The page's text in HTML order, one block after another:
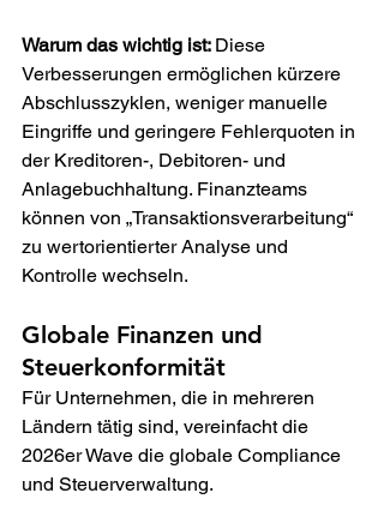
Warum das wichtig ist: Diese
Verbesserungen ermöglichen kürzere
Abschlusszyklen, weniger manuelle
Eingriffe und geringere Fehlerquoten in
der Kreditoren-, Debitoren- und
Anlagebuchhaltung. Finanzteams
können von „Transaktionsverarbeitung“
zu wertorientierter Analyse und
Kontrolle wechseln.
Globale Finanzen und
Steuerkonformität
Für Unternehmen, die in mehreren
Ländern tätig sind, vereinfacht die
2026er Wave die globale Compliance
und Steuerverwaltung.